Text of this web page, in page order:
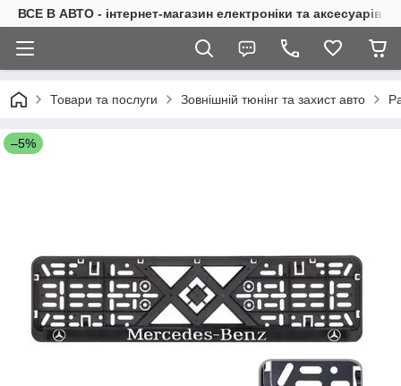
ВСЕ В АВТО - інтернет-магазин електроніки та аксесуарів в
Товари та послуги Зовнішній тюнінг та захист авто
–5%